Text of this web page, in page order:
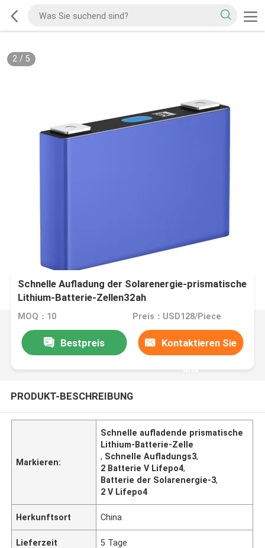
2/ 5
Schnelle Aufladung der Solarenergie-prismatische
Lithium-Batterie-Zellen32ah
MOQ：10 Preis：USD128/Piece
Bestpreis Kontaktieren Sie
uns
PRODUKT-BESCHREIBUNG
Markieren:
Schnelle aufladende prismatische
Lithium-Batterie-Zelle
, Schnelle Aufladungs3,
2 Batterie V Lifepo4,
Batterie der Solarenergie-3,
2 V Lifepo4
Herkunftsort China
Lieferzeit 5 Tage